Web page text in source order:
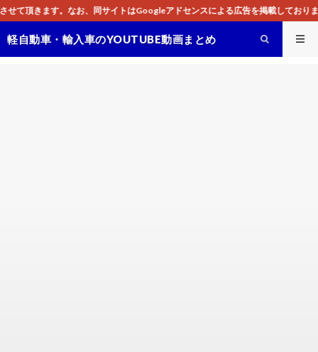
はGoogleアドセンスによる広告を掲載しております。
軽自動車・輸入車のYOUTUBE動画まとめ